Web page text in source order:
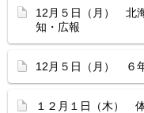
12月５日（月） 北
知・広報
12月５日（月） ６
１２月１日（木）